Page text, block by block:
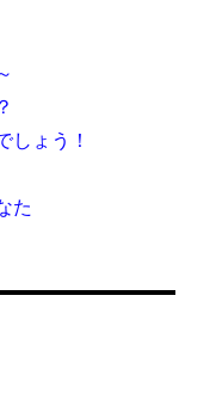
しょう！
た